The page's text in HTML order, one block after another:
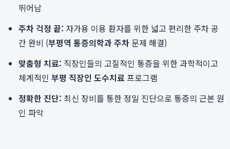
뛰어남
주차 걱정 끝: 자가용 이용 환자를 위한 넓고 편리한 주차 공
간 완비 (부평역 통증의학과 주차 문제 해결)
맞춤형 치료: 직장인들의 고질적인 통증을 위한 과학적이고
체계적인 부평 직장인 도수치료프로그램
정확한 진단: 최신 장비를 통한 정밀 진단으로 통증의 근본 원
인 파악